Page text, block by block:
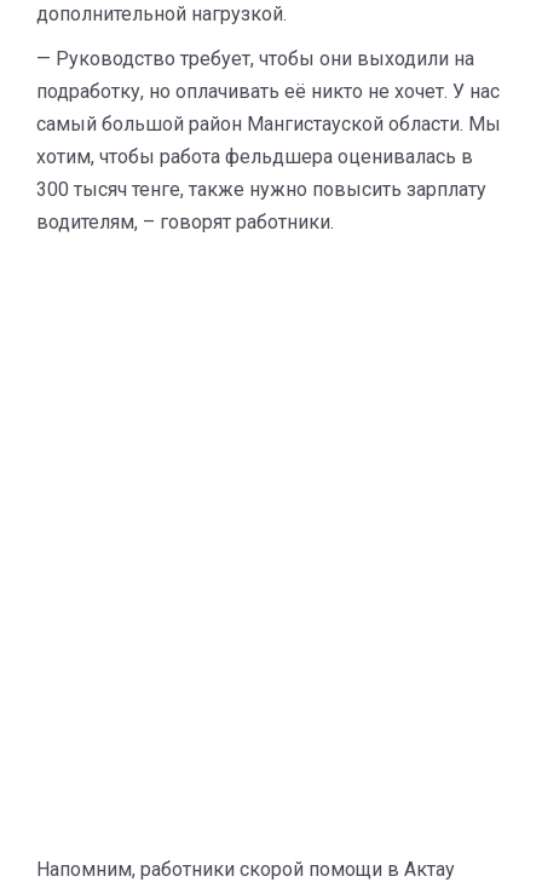
дополнительной нагрузкой.
— Руководство требует, чтобы они выходили на
подработку, но оплачивать её никто не хочет. У нас
самый большой район Мангистауской области. Мы
хотим, чтобы работа фельдшера оценивалась в
300 тысяч тенге, также нужно повысить зарплату
водителям, – говорят работники.
Напомним, работники скорой помощи в Актау